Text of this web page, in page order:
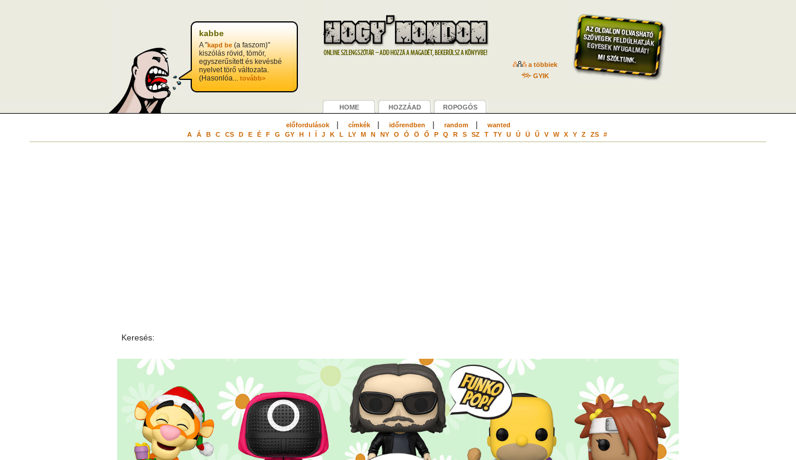
kabbe
A "kapd be (a faszom)"
kiszólás rövid, tömör,
egyszerűsített és kevésbé
nyelvet törő változata.
(Hasonlóa... tovább>
a többiek
GYIK
HOME HOZZÁAD ROPOGÓS
előfordulások| címkék| időrendben | random|
wanted
A
Á B C CS D E É F G GY H I Í J K L LY M N NY O Ó Ö Ő P Q R S SZ T TY U Ú Ü Ű V W X Y Z ZS #
Keresés: